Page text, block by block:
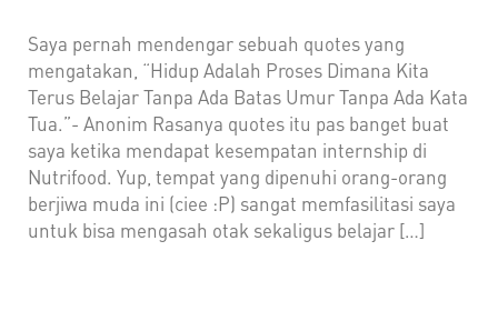
Saya pernah mendengar sebuah quotes yang
mengatakan, “Hidup Adalah Proses Dimana Kita
Terus Belajar Tanpa Ada Batas Umur Tanpa Ada Kata
Tua.”- Anonim Rasanya quotes itu pas banget buat
saya ketika mendapat kesempatan internship di
Nutrifood. Yup, tempat yang dipenuhi orang-orang
berjiwa muda ini (ciee :P) sangat memfasilitasi saya
untuk bisa mengasah otak sekaligus belajar […]